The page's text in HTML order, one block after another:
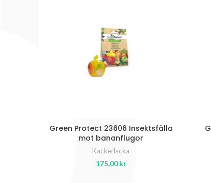
Green Protect 23606 Insektsfälla
mot bananflugor
Kackerlacka
175,00kr